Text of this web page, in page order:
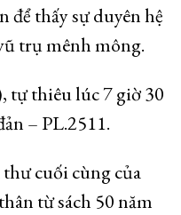
để thấy sự duyên hệ
trụ mênh mông.
tự thiêu lúc 7 giờ 30
– PL.2511.
cuối cùng của
từ sách 50 năm